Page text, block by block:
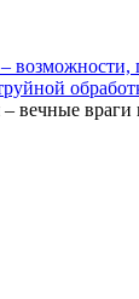
возможности,
вечные враги